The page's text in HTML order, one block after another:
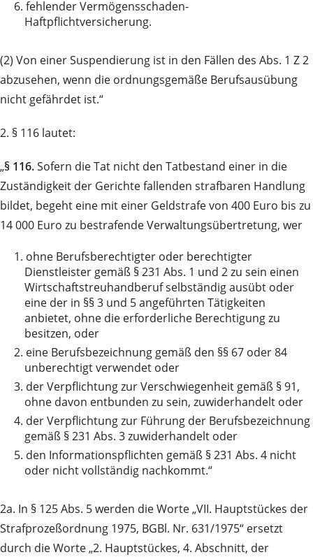
6. fehlender Vermögensschaden-
Haftpflichtversicherung.
(2) Von einer Suspendierung ist in den Fällen des Abs. 1 Z 2
abzusehen, wenn die ordnungsgemäße Berufsausübung
nicht gefährdet ist.“
2. § 116 lautet:
„§ 116.Sofern die Tat nicht den Tatbestand einer in die
Zuständigkeit der Gerichte fallenden strafbaren Handlung
bildet, begeht eine mit einer Geldstrafe von 400 Euro bis zu
14 000 Euro zu bestrafende Verwaltungsübertretung, wer
1. ohne Berufsberechtigter oder berechtigter
Dienstleister gemäß § 231 Abs. 1 und 2 zu sein einen
Wirtschaftstreuhandberuf selbständig ausübt oder
eine der in §§ 3 und 5 angeführten Tätigkeiten
anbietet, ohne die erforderliche Berechtigung zu
besitzen, oder
2. eine Berufsbezeichnung gemäß den §§ 67 oder 84
unberechtigt verwendet oder
3. der Verpflichtung zur Verschwiegenheit gemäß § 91,
ohne davon entbunden zu sein, zuwiderhandelt oder
4. der Verpflichtung zur Führung der Berufsbezeichnung
gemäß § 231 Abs. 3 zuwiderhandelt oder
5. den Informationspflichten gemäß § 231 Abs. 4 nicht
oder nicht vollständig nachkommt.“
2a. In § 125 Abs. 5 werden die Worte „VII. Hauptstückes der
Strafprozeßordnung 1975, BGBl. Nr. 631/1975“ ersetzt
durch die Worte „2. Hauptstückes, 4. Abschnitt, der